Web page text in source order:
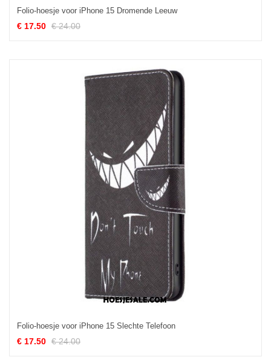
Folio-hoesje voor iPhone 15 Dromende Leeuw
€ 17.50 € 24.00
Folio-hoesje voor iPhone 15 Slechte Telefoon
€ 17.50 € 24.00